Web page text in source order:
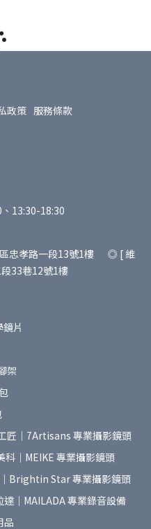
政策 服務條款
13:30-18:30
區忠孝路一段13號1樓 ◎ [ 維
33巷12號1樓
片
架
匠｜7Artisans 專業攝影鏡頭
科｜MEIKE 專業攝影鏡頭
Brightin Star 專業攝影鏡頭
達｜MAILADA 專業錄音設備
品